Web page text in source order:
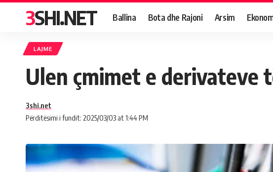
3SHI.NET Ballina Bota dhe Rajoni Arsim
LAJME
Ulen çmimet e derivateve
Përditësimi i fundit: 2025/03/03 at 1:44 PM
3shi.net